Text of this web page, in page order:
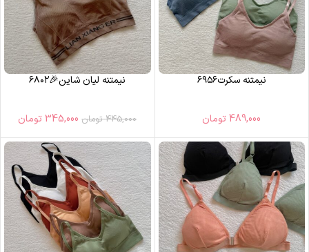
نیمتنه سکرت۶۹۵۶
489,000 تومان
نیمتنه لیان شاین🎉۶۸۰۲
445,000 تومان 345,000 تومان